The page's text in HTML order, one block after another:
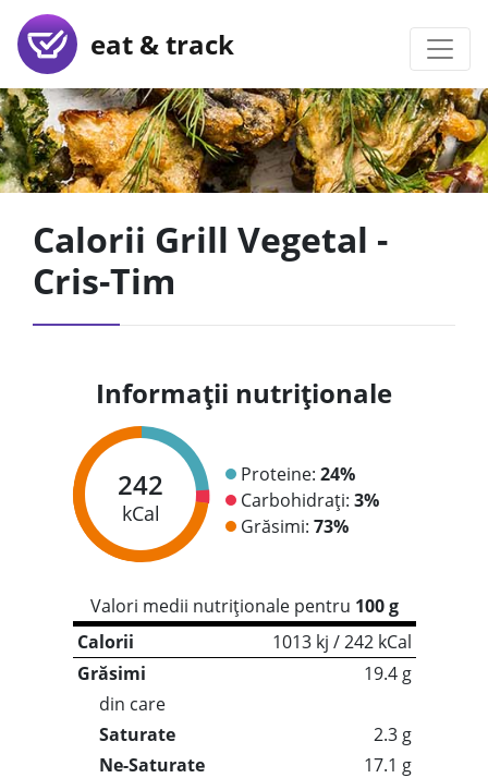
eat & track
Calorii Grill Vegetal -
Cris-Tim
Informații nutriționale
242
kCal
Proteine: 24%
Carbohidrați: 3%
Grăsimi: 73%
Valori medii nutriționale pentru 100 g
Calorii
1013 kj / 242 kCal
Grăsimi
19.4 g
din care
Saturate
2.3 g
Ne-Saturate
17.1 g